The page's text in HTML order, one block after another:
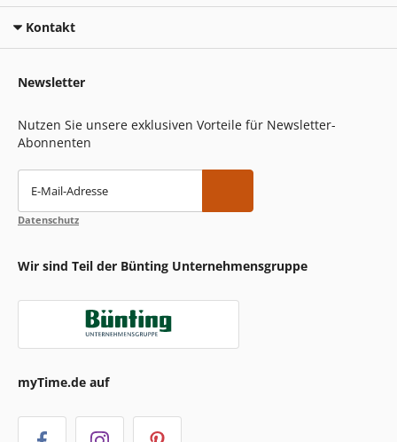
Kontakt
Newsletter
Nutzen Sie unsere exklusiven Vorteile für Newsletter-
Abonnenten
E-Mail-Adresse
Datenschutz
Wir sind Teil der Bünting Unternehmensgruppe
myTime.de auf